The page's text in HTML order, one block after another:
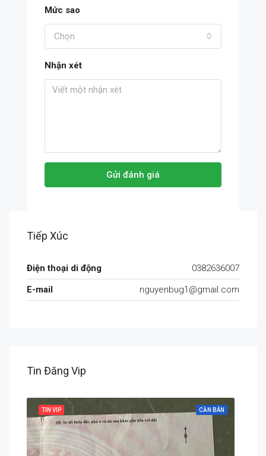
Mức sao
Chọn
Nhận xét
Gửi đánh giá
Tiếp Xúc
Điện thoại di động
0382636007
E-mail
nguyenbug1@gmail.com
Tin Đăng Vip
CẦN BÁN
TIN VIP